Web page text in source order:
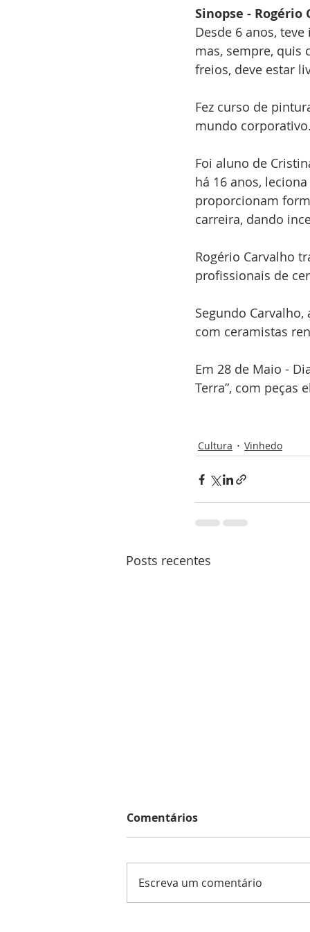
Sinopse - Rogério
Desde 6 anos,
mas, sempre, quis
freios, deve estar
Fez curso de
mundo corporativo.
Foi aluno de
há 16 anos,
proporcionam
carreira, dando
Rogério Carvalho
profissionais de
Segundo
com ceramistas
Em 28 de Maio -
Terra”, com peças
Cultura Vinhedo
Posts recentes
Comentários
Escreva um comentário